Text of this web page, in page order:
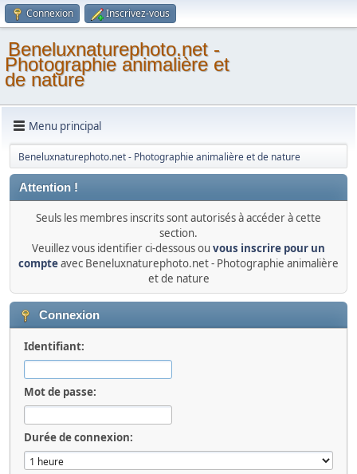
Connexion Inscrivez-vous
Beneluxnaturephoto.net -
Photographie animalière et
de nature
Menu principal
Beneluxnaturephoto.net - Photographie animalière et de nature
Attention !
Seuls les membres inscrits sont autorisés à accéder à cette
section.
Veuillez vous identifier ci-dessous ou vous inscrire pour un
compteavec Beneluxnaturephoto.net - Photographie animalière
et de nature
Connexion
Identifiant:
Mot de passe:
Durée de connexion: